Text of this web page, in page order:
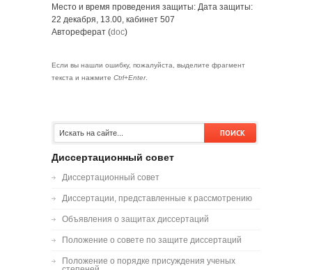
Место и время проведения защиты: Дата защиты:
22 декабря, 13.00, кабинет 507
Автореферат (doc)
Если вы нашли ошибку, пожалуйста, выделите фрагмент
текста и нажмите Ctrl+Enter.
Диссертационный совет
Диссертационный совет
Диссертации, представленные к рассмотрению
Объявления о защитах диссертаций
Положение о совете по защите диссертаций
Положение о порядке присуждения ученых